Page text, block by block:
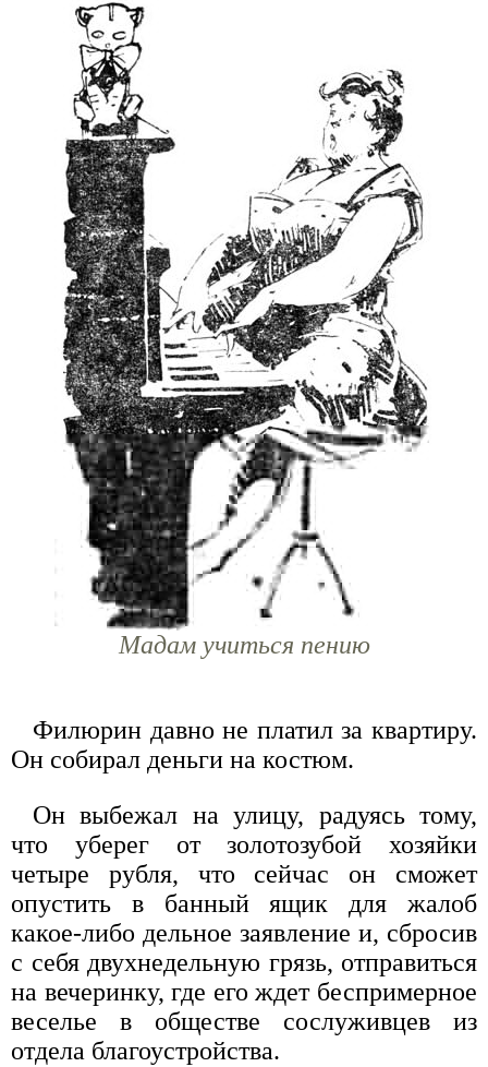
Мадам учиться пению
Филюрин давно не платил за квартиру.
Он собирал деньги на костюм.
Он выбежал на улицу, радуясь тому,
что уберег от золотозубой хозяйки
четыре рубля, что сейчас он сможет
опустить в банный ящик для жалоб
какое-либо дельное заявление и, сбросив
с себя двухнедельную грязь, отправиться
на вечеринку, где его ждет беспримерное
веселье в обществе сослуживцев из
отдела благоустройства.